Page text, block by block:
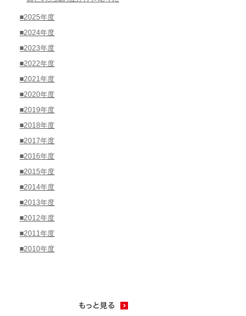
■2025年度
■2024年度
■2023年度
■2022年度
■2021年度
■2020年度
■2019年度
■2018年度
■2017年度
■2016年度
■2015年度
■2014年度
■2013年度
■2012年度
■2011年度
■2010年度